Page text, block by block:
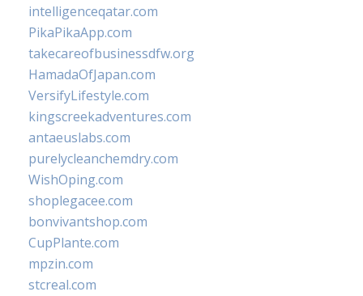
intelligenceqatar.com
PikaPikaApp.com
takecareofbusinessdfw.org
HamadaOfJapan.com
VersifyLifestyle.com
kingscreekadventures.com
antaeuslabs.com
purelycleanchemdry.com
WishOping.com
shoplegacee.com
bonvivantshop.com
CupPlante.com
mpzin.com
stcreal.com